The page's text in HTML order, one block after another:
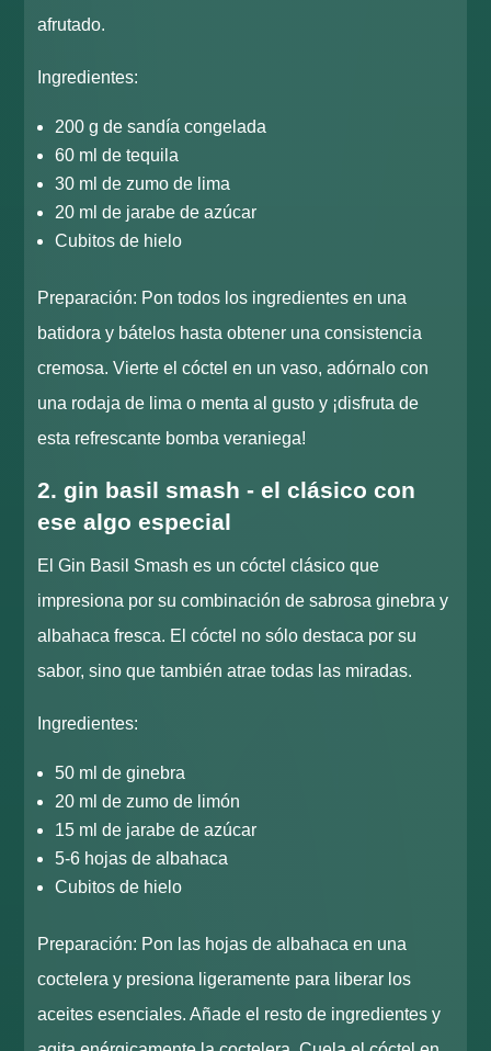
afrutado.
Ingredientes:
200 g de sandía congelada
60 ml de tequila
30 ml de zumo de lima
20 ml de jarabe de azúcar
Cubitos de hielo
Preparación: Pon todos los ingredientes en una
batidora y bátelos hasta obtener una consistencia
cremosa. Vierte el cóctel en un vaso, adórnalo con
una rodaja de lima o menta al gusto y ¡disfruta de
esta refrescante bomba veraniega!
2. gin basil smash - el clásico con
ese algo especial
El Gin Basil Smash es un cóctel clásico que
impresiona por su combinación de sabrosa ginebra y
albahaca fresca. El cóctel no sólo destaca por su
sabor, sino que también atrae todas las miradas.
Ingredientes:
50 ml de ginebra
20 ml de zumo de limón
15 ml de jarabe de azúcar
5-6 hojas de albahaca
Cubitos de hielo
Preparación: Pon las hojas de albahaca en una
coctelera y presiona ligeramente para liberar los
aceites esenciales. Añade el resto de ingredientes y